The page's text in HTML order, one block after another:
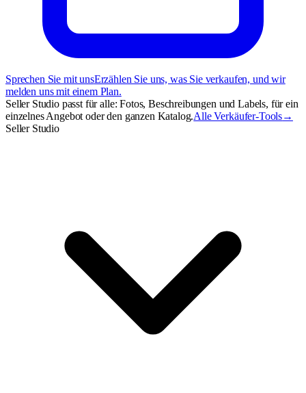
Sprechen Sie mit unsErzählen Sie uns, was Sie verkaufen, und wir
melden uns mit einem Plan.
Seller Studio passt für alle: Fotos, Beschreibungen und Labels, für ein
einzelnes Angebot oder den ganzen Katalog.Alle Verkäufer-Tools→
Seller Studio